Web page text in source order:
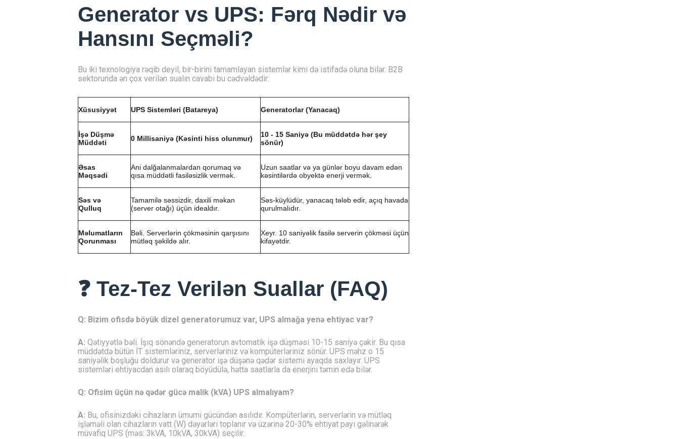
Generator vs UPS: Fərq Nədir və
Hansını Seçməli?
Bu iki texnologiya rəqib deyil, bir-birini tamamlayan sistemlər kimi də istifadə oluna bilər. B2B
sektorunda ən çox verilən sualın cavabı bu cədvəldədir:
Xüsusiyyət UPS Sistemləri (Batareya) Generatorlar (Yanacaq)
İşə Düşmə
Müddəti
0 Millisaniyə (Kəsinti hiss olunmur)
10 - 15 Saniyə (Bu müddətdə hər şey
sönür)
Əsas
Məqsədi
Ani dalğalanmalardan qorumaq və
qısa müddətli fasiləsizlik vermək.
Uzun saatlar və ya günlər boyu davam edən
kəsintilərdə obyektə enerji vermək.
Səs və
Qulluq
Tamamilə səssizdir, daxili məkan
(server otağı) üçün idealdır.
Səs-küylüdür, yanacaq tələb edir, açıq havada
qurulmalıdır.
Məlumatların
Qorunması
Bəli. Serverlərin çökməsinin qarşısını
mütləq şəkildə alır.
Xeyr. 10 saniyəlik fasilə serverin çökməsi üçün
kifayətdir.
❓ Tez-Tez Verilən Suallar (FAQ)
Q: Bizim ofisdə böyük dizel generatorumuz var, UPS almağa yenə ehtiyac var?
A: Qətiyyətlə bəli. İşıq sönəndə generatorun avtomatik işə düşməsi 10-15 saniyə çəkir. Bu qısa
müddətdə bütün İT sistemləriniz, serverləriniz və kompüterləriniz sönür. UPS məhz o 15
saniyəlik boşluğu doldurur və generator işə düşənə qədər sistemi ayaqda saxlayır. UPS
sistemləri ehtiyacdan asılı olaraq böyüdülə, hətta saatlarla da enerjini təmin edə bilər.
Q: Ofisim üçün nə qədər gücə malik (kVA) UPS almalıyam?
A: Bu, ofisinizdəki cihazların ümumi gücündən asılıdır. Kompüterlərin, serverlərin və mütləq
işləməli olan cihazların vatt (W) dəyərləri toplanır və üzərinə 20-30% ehtiyat payı gəlinərək
müvafiq UPS (məs: 3kVA, 10kVA, 30kVA) seçilir.